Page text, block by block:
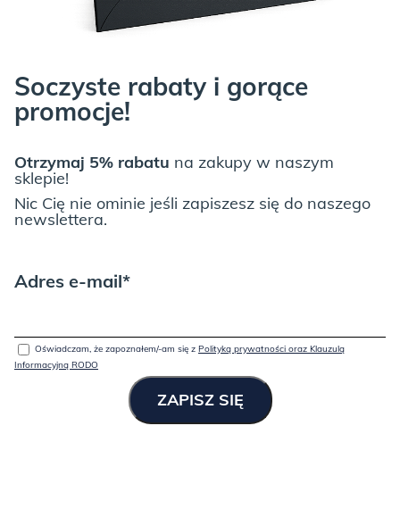
Soczyste rabaty i gorące
promocje!
Otrzymaj 5% rabatu na zakupy w naszym
sklepie!
Nic Cię nie ominie jeśli zapiszesz się do naszego
newslettera.
Adres e-mail*
Oświadczam, że zapoznałem/-am się z Polityką prywatności oraz Klauzulą
Informacyjną RODO